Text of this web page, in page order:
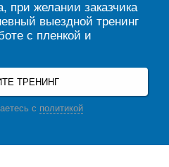
при желании заказчика
выездной тренинг
с пленкой и
ТРЕНИНГ
с политикой